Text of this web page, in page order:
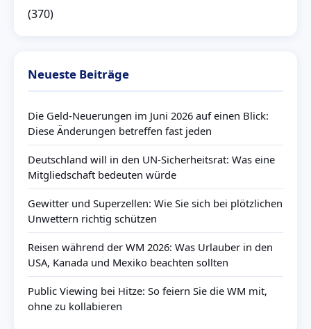
(370)
Neueste Beiträge
Die Geld-Neuerungen im Juni 2026 auf einen Blick:
Diese Änderungen betreffen fast jeden
Deutschland will in den UN-Sicherheitsrat: Was eine
Mitgliedschaft bedeuten würde
Gewitter und Superzellen: Wie Sie sich bei plötzlichen
Unwettern richtig schützen
Reisen während der WM 2026: Was Urlauber in den
USA, Kanada und Mexiko beachten sollten
Public Viewing bei Hitze: So feiern Sie die WM mit,
ohne zu kollabieren